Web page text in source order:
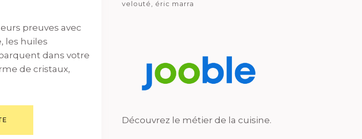
preuves avec
les huiles
dans votre
de cristaux,
velouté
éric marra
Découvrez le métier de la cuisine.